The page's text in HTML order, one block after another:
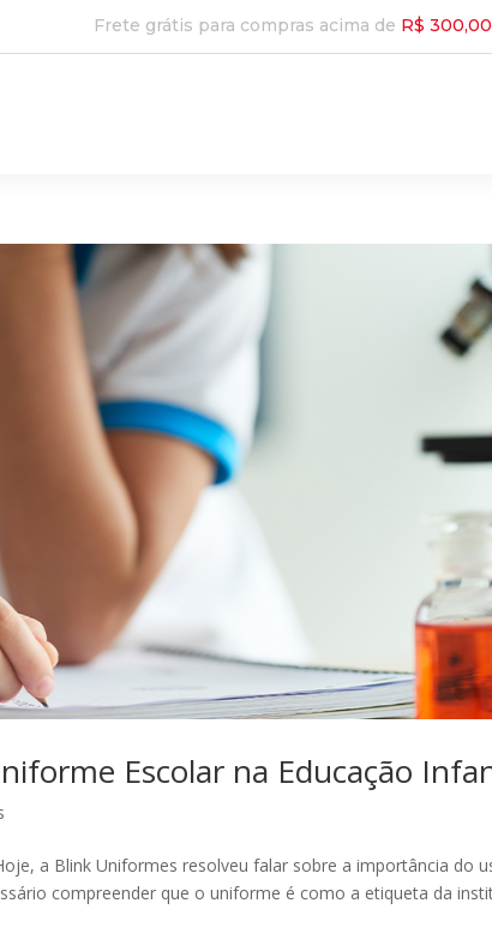
Frete grátis para compras acima de R$ 300,00
Escolar na Educação
a Blink Uniformes resolveu falar sobre a importância do
compreender que o uniforme é como a etiqueta da